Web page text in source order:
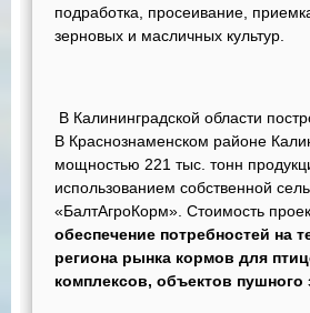
подработка, просеивание,
зерновых и масличных культур.
В Калининградской области
В Краснознаменском районе
мощностью 221 тыс. тонн
использованием собственной
«БалтАгроКорм». Стоимость
обеспечение потребностей на
региона рынка кормов для
комплексов, объектов пушного